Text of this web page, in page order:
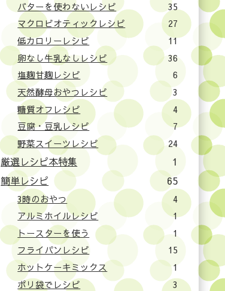
バターを使わないレシピ
35
マクロビオティックレシピ
27
低カロリーレシピ
11
卵なし牛乳なしレシピ
36
塩麹甘麹レシピ
6
天然酵母おやつレシピ
3
糖質オフレシピ
4
豆腐・豆乳レシピ
7
野菜スイーツレシピ
24
厳選レシピ本特集
1
簡単レシピ
65
3時のおやつ
4
アルミホイルレシピ
1
トースターを使う
1
フライパンレシピ
15
ホットケーキミックス
1
ポリ袋でレシピ
3